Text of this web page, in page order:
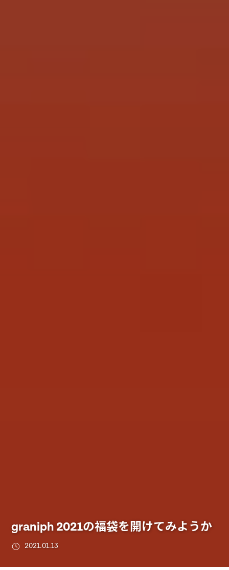
graniph 2021の福袋を開けてみようか
2021.01.13